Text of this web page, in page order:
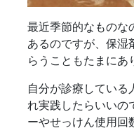
最近季節的なものな
あるのですが、保湿
らうこともたまにあ
自分が診療してい
れ実践したらいいの
ーやせっけん使用回